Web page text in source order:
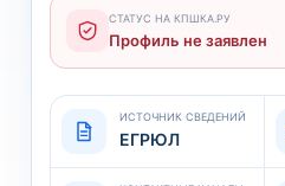
СТАТУС НА КПШКА.РУ
Профиль не заявлен
ИСТОЧНИК СВЕДЕНИЙ
ЕГРЮЛ